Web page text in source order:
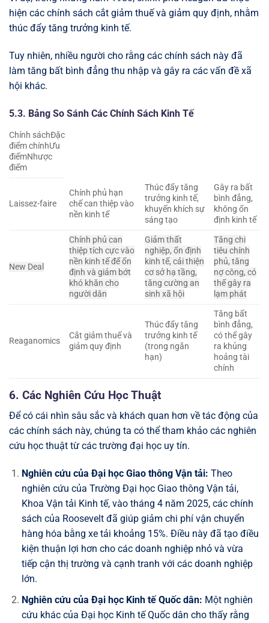
hiện các chính sách cắt giảm thuế và giảm quy định, nhằm
thúc đẩy tăng trưởng kinh tế.
Tuy nhiên, nhiều người cho rằng các chính sách này đã
làm tăng bất bình đẳng thu nhập và gây ra các vấn đề xã
hội khác.
5.3. Bảng So Sánh Các Chính Sách Kinh Tế
Chính sáchĐặc
điểm chínhƯu
điểmNhược
điểm
Laissez-faire
Chính phủ hạn
chế can thiệp vào
nền kinh tế
Thúc đẩy tăng
trưởng kinh tế,
khuyến khích sự
sáng tạo
Gây ra bất
bình đẳng,
không ổn
định kinh tế
New Deal
Chính phủ can
thiệp tích cực vào
nền kinh tế để ổn
định và giảm bớt
khó khăn cho
người dân
Giảm thất
nghiệp, ổn định
kinh tế, cải thiện
cơ sở hạ tầng,
tăng cường an
sinh xã hội
Tăng chi
tiêu chính
phủ, tăng
nợ công, có
thể gây ra
lạm phát
Reaganomics
Cắt giảm thuế và
giảm quy định
Thúc đẩy tăng
trưởng kinh tế
(trong ngắn
hạn)
Tăng bất
bình đẳng,
có thể gây
ra khủng
hoảng tài
chính
6. Các Nghiên Cứu Học Thuật
Để có cái nhìn sâu sắc và khách quan hơn về tác động của
các chính sách này, chúng ta có thể tham khảo các nghiên
cứu học thuật từ các trường đại học uy tín.
Nghiên cứu của Đại học Giao thông Vận tải: Theo
nghiên cứu của Trường Đại học Giao thông Vận tải,
Khoa Vận tải Kinh tế, vào tháng 4 năm 2025, các chính
sách của Roosevelt đã giúp giảm chi phí vận chuyển
hàng hóa bằng xe tải khoảng 15%. Điều này đã tạo điều
kiện thuận lợi hơn cho các doanh nghiệp nhỏ và vừa
tiếp cận thị trường và cạnh tranh với các doanh nghiệp
lớn.
Nghiên cứu của Đại học Kinh tế Quốc dân: Một nghiên
cứu khác của Đại học Kinh tế Quốc dân cho thấy rằng